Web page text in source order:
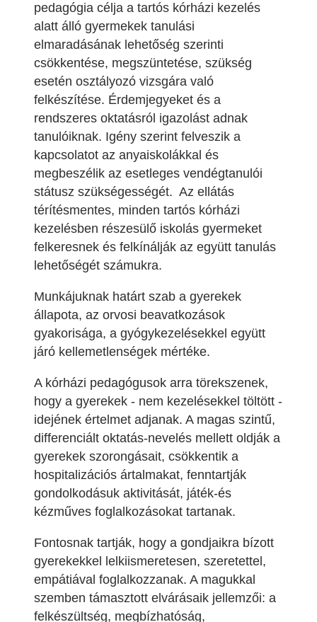
pedagógia célja a tartós kórházi kezelés
alatt álló gyermekek tanulási
elmaradásának lehetőség szerinti
csökkentése, megszüntetése, szükség
esetén osztályozó vizsgára való
felkészítése. Érdemjegyeket és a
rendszeres oktatásról igazolást adnak
tanulóiknak. Igény szerint felveszik a
kapcsolatot az anyaiskolákkal és
megbeszélik az esetleges vendégtanulói
státusz szükségességét. Az ellátás
térítésmentes, minden tartós kórházi
kezelésben részesülő iskolás gyermeket
felkeresnek és felkínálják az együtt tanulás
lehetőségét számukra.
Munkájuknak határt szab a gyerekek
állapota, az orvosi beavatkozások
gyakorisága, a gyógykezelésekkel együtt
járó kellemetlenségek mértéke.
A kórházi pedagógusok arra törekszenek,
hogy a gyerekek - nem kezelésekkel töltött -
idejének értelmet adjanak. A magas szintű,
differenciált oktatás-nevelés mellett oldják a
gyerekek szorongásait, csökkentik a
hospitalizációs ártalmakat, fenntartják
gondolkodásuk aktivitását, játék-és
kézműves foglalkozásokat tartanak.
Fontosnak tartják, hogy a gondjaikra bízott
gyerekekkel lelkiismeretesen, szeretettel,
empátiával foglalkozzanak. A magukkal
szemben támasztott elvárásaik jellemzői: a
felkészültség, megbízhatóság,